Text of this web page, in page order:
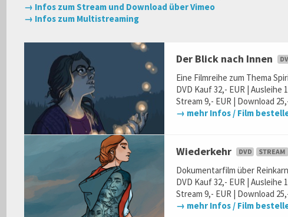
→ Infos zum Stream und Download über Vimeo
→ Infos zum Multistreaming
Der Blick nach Innen
Eine Filmreihe zum Thema
DVD Kauf 32,- EUR | Ausleihe
Stream 9,- EUR | Download
→ mehr Infos / Film
Wiederkehr
Dokumentarfilm über
DVD Kauf 32,- EUR | Ausleihe
Stream 9,- EUR | Download
→ mehr Infos / Film